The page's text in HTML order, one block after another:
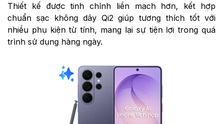
Thiết kế được tinh chỉnh liền mạch hơn, kết hợp
chuẩn sạc không dây Qi2 giúp tương thích tốt với
nhiều phụ kiện từ tính, mang lại sự tiện lợi trong quá
trình sử dụng hàng ngày.